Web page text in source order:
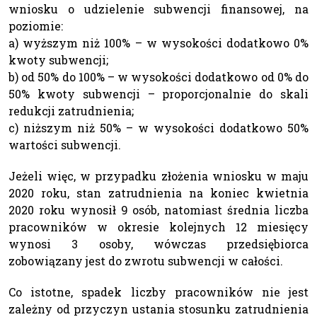
wniosku o udzielenie subwencji finansowej, na
poziomie:
a) wyższym niż 100% – w wysokości dodatkowo 0%
kwoty subwencji;
b) od 50% do 100% – w wysokości dodatkowo od 0% do
50% kwoty subwencji – proporcjonalnie do skali
redukcji zatrudnienia;
c) niższym niż 50% – w wysokości dodatkowo 50%
wartości subwencji.
Jeżeli więc, w przypadku złożenia wniosku w maju
2020 roku, stan zatrudnienia na koniec kwietnia
2020 roku wynosił 9 osób, natomiast średnia liczba
pracowników w okresie kolejnych 12 miesięcy
wynosi 3 osoby, wówczas przedsiębiorca
zobowiązany jest do zwrotu subwencji w całości.
Co istotne, spadek liczby pracowników nie jest
zależny od przyczyn ustania stosunku zatrudnienia